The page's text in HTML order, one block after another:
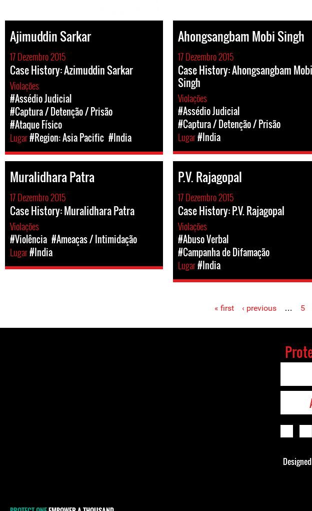
Ajimuddin Sarkar
17 Dezembro 2015
Case History: Azimuddin Sarkar
Violações
#Assédio Judicial
#Captura / Detenção / Prisão
#Ataque Físico
Lugar#Region: Asia Pacific #India
Ahongsangbam Mobi Singh
17 Dezembro 2015
Case History: Ahongsangbam Mobi
Singh
Violações
#Assédio Judicial
#Captura / Detenção / Prisão
Lugar#India
Muralidhara Patra
17 Dezembro 2015
Case History: Muralidhara Patra
Violações
#Violência #Ameaças / Intimidação
Lugar#India
P.V. Rajagopal
17 Dezembro 2015
Case History: P.V. Rajagopal
Violações
#Abuso Verbal
#Campanha de Difamação
Lugar#India
Pages « first ‹ previous … 5